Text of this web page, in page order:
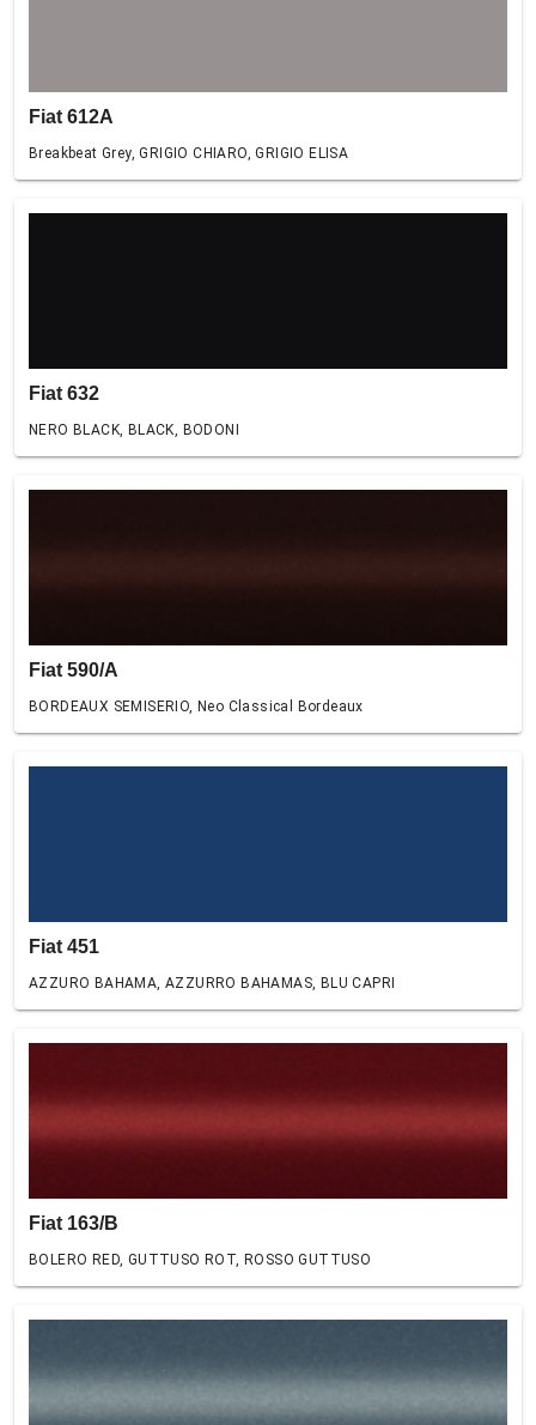
Fiat 612A
Breakbeat Grey, GRIGIO CHIARO, GRIGIO ELISA
Fiat 632
NERO BLACK, BLACK, BODONI
Fiat 590/A
BORDEAUX SEMISERIO, Neo Classical Bordeaux
Fiat 451
AZZURO BAHAMA, AZZURRO BAHAMAS, BLU CAPRI
Fiat 163/B
BOLERO RED, GUTTUSO ROT, ROSSO GUTTUSO